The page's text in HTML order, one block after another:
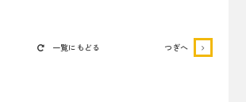
つぎへ
一覧にもどる